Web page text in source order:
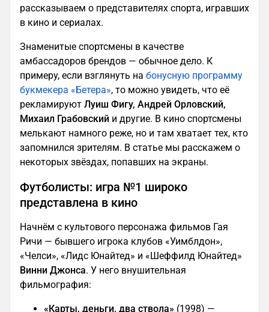
рассказываем о представителях спорта, игравших
в кино и сериалах.
Знаменитые спортсмены в качестве
амбассадоров брендов — обычное дело. К
примеру, если взглянуть на бонусную программу
букмекера «Бетера», то можно увидеть, что её
рекламируют Луиш Фигу, Андрей Орловский,
Михаил Грабовский и другие. В кино спортсмены
мелькают намного реже, но и там хватает тех, кто
запомнился зрителям. В статье мы расскажем о
некоторых звёздах, попавших на экраны.
Футболисты: игра №1 широко
представлена в кино
Начнём с культового персонажа фильмов Гая
Ричи — бывшего игрока клубов «Уимблдон»,
«Челси», «Лидс Юнайтед» и «Шеффилд Юнайтед»
Винни Джонса. У него внушительная
фильмография:
«Карты, деньги, два ствола» (1998) —